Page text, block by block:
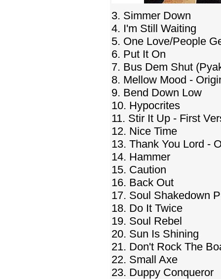
3. Simmer Down
4. I'm Still Waiting
5. One Love/People
6. Put It On
7. Bus Dem Shut
8. Mellow Mood -
9. Bend Down Low
10. Hypocrites
11. Stir It Up - First
12. Nice Time
13. Thank You Lord -
14. Hammer
15. Caution
16. Back Out
17. Soul Shakedown
18. Do It Twice
19. Soul Rebel
20. Sun Is Shining
21. Don't Rock The
22. Small Axe
23. Duppy Conqueror